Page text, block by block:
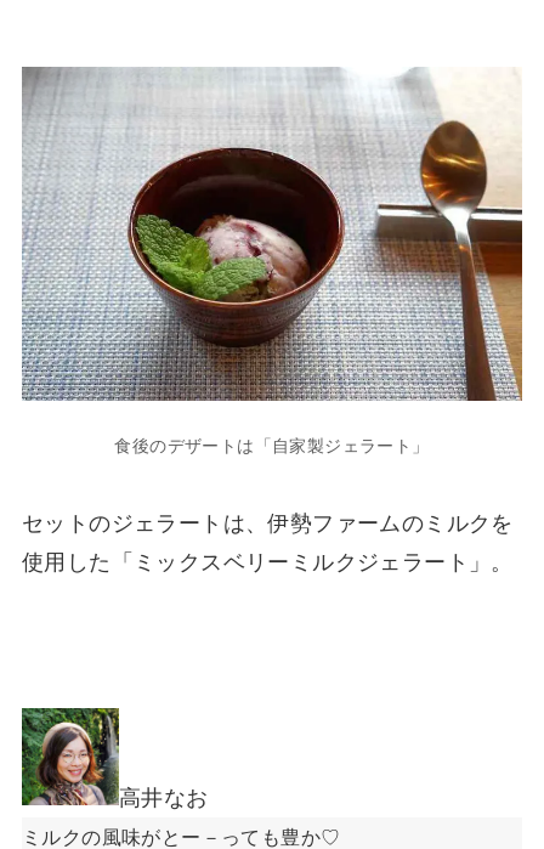
食後のデザートは「自家製ジェラート」
セットのジェラートは、伊勢ファームのミルクを
使用した「ミックスベリーミルクジェラート」。
高井なお
ミルクの風味がとー－っても豊か♡